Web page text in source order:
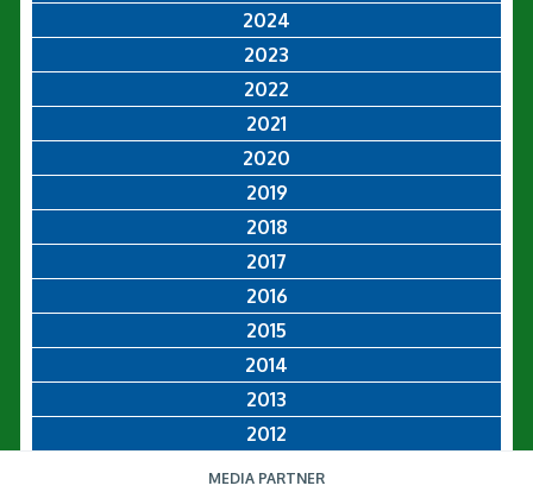
2024
2023
2022
2021
2020
2019
2018
2017
2016
2015
2014
2013
2012
MEDIA PARTNER